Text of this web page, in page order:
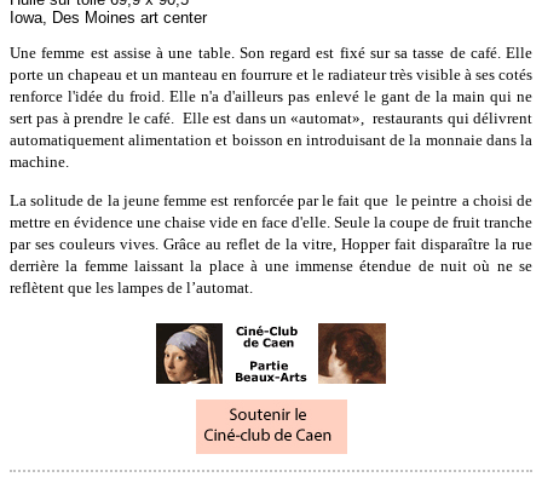
Iowa, Des Moines art center
Une femme est assise à une table. Son regard est fixé sur sa tasse de café. Elle
porte un chapeau et un manteau en fourrure et le radiateur très visible à ses cotés
renforce l'idée du froid. Elle n'a d'ailleurs pas enlevé le gant de la main qui ne
sert pas à prendre le café. Elle est dans un «automat», restaurants qui délivrent
automatiquement alimentation et boisson en introduisant de la monnaie dans la
machine.
La solitude de la jeune femme est renforcée par le fait que le peintre a choisi de
mettre en évidence une chaise vide en face d'elle. Seule la coupe de fruit tranche
par ses couleurs vives. Grâce au reflet de la vitre, Hopper fait disparaître la rue
derrière la femme laissant la place à une immense étendue de nuit où ne se
reflètent que les lampes de l’automat.